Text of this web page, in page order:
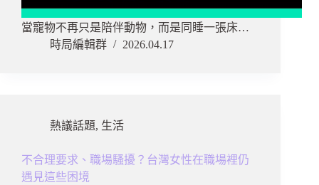
當寵物不再只是陪伴動物，而是同睡一張床…
時局編輯群
2026.04.17
熱議話題, 生活
不合理要求、職場騷擾？台灣女性在職場裡仍
遇見這些困境